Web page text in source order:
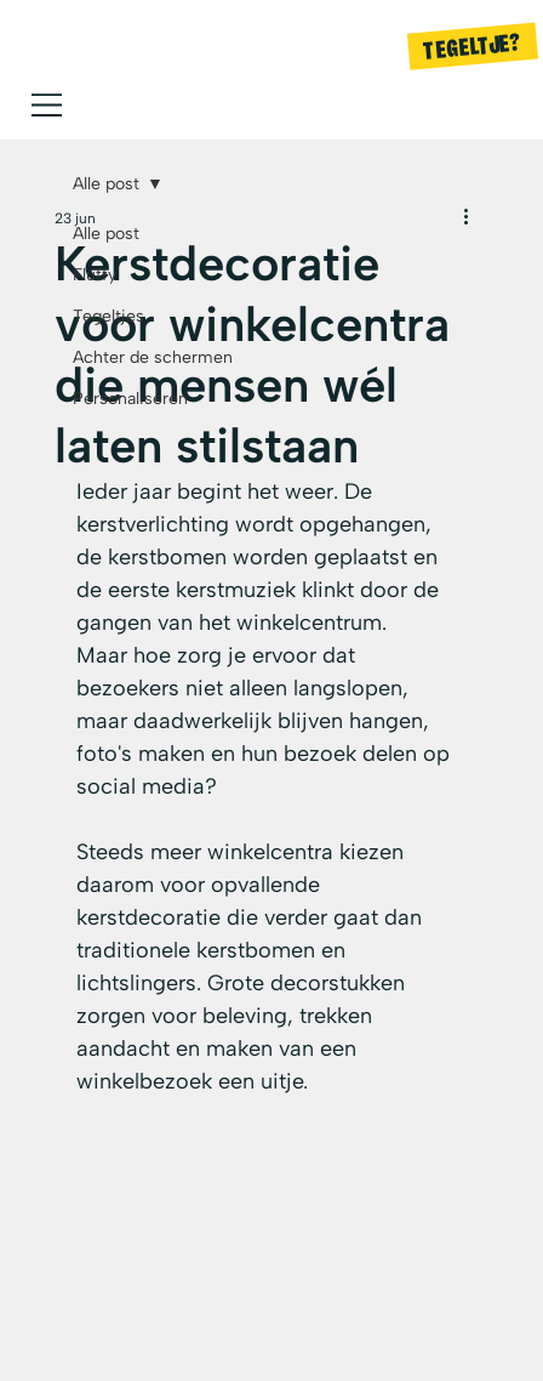
TEGELTJE?
Alle post
Fluffy
Tegeltjes
Achter de schermen
Personaliseren
Alle post
Kerstdecoratie
voor winkelcentra
die mensen wél
laten stilstaan
23 jun
Ieder jaar begint het weer. De
kerstverlichting wordt opgehangen,
de kerstbomen worden geplaatst en
de eerste kerstmuziek klinkt door de
gangen van het winkelcentrum.
Maar hoe zorg je ervoor dat
bezoekers niet alleen langslopen,
maar daadwerkelijk blijven hangen,
foto's maken en hun bezoek delen op
social media?
Steeds meer winkelcentra kiezen
daarom voor opvallende
kerstdecoratie die verder gaat dan
traditionele kerstbomen en
lichtslingers. Grote decorstukken
zorgen voor beleving, trekken
aandacht en maken van een
winkelbezoek een uitje.